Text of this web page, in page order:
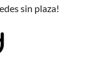
sin plaza!